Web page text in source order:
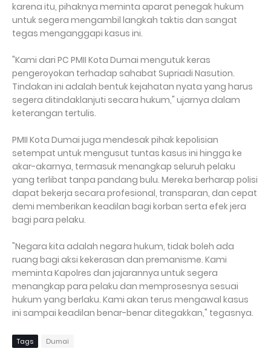
karena itu, pihaknya meminta aparat penegak hukum
untuk segera mengambil langkah taktis dan sangat
tegas menganggapi kasus ini.
"Kami dari PC PMII Kota Dumai mengutuk keras
pengeroyokan terhadap sahabat Supriadi Nasution.
Tindakan ini adalah bentuk kejahatan nyata yang harus
segera ditindaklanjuti secara hukum," ujarnya dalam
keterangan tertulis.
PMII Kota Dumai juga mendesak pihak kepolisian
setempat untuk mengusut tuntas kasus ini hingga ke
akar-akarnya, termasuk menangkap seluruh pelaku
yang terlibat tanpa pandang bulu. Mereka berharap polisi
dapat bekerja secara profesional, transparan, dan cepat
demi memberikan keadilan bagi korban serta efek jera
bagi para pelaku.
"Negara kita adalah negara hukum, tidak boleh ada
ruang bagi aksi kekerasan dan premanisme. Kami
meminta Kapolres dan jajarannya untuk segera
menangkap para pelaku dan memprosesnya sesuai
hukum yang berlaku. Kami akan terus mengawal kasus
ini sampai keadilan benar-benar ditegakkan," tegasnya.
Tags Dumai